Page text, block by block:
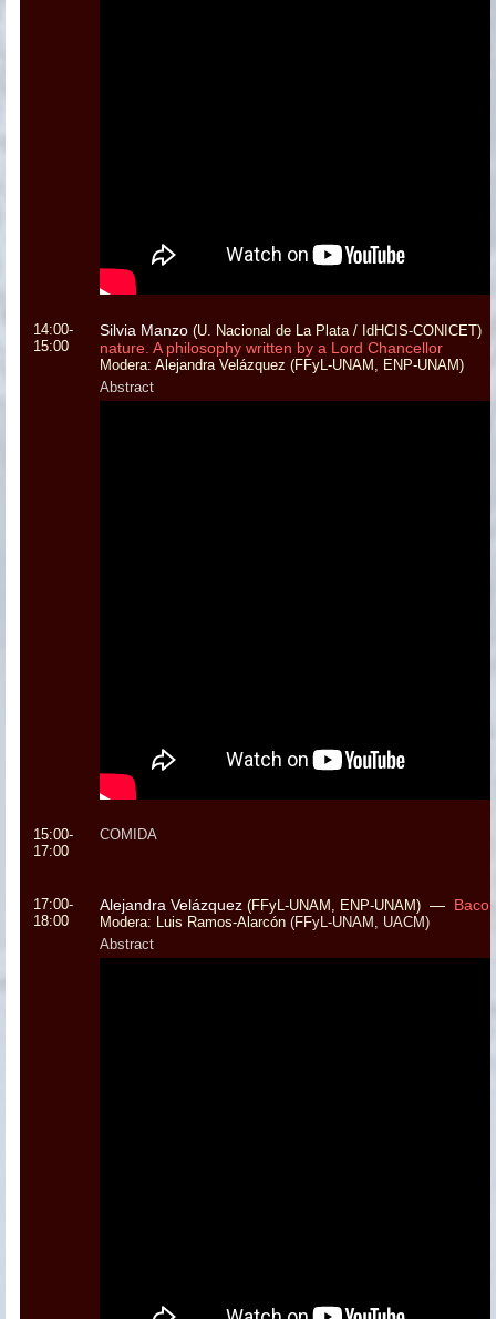
14:00-
15:00
Silvia Manzo (U. Nacional de La Plata / IdHCIS-CONICET)
nature. A philosophy written by a Lord Chancellor
Modera: Alejandra Velázquez (FFyL-UNAM, ENP-UNAM)
Abstract
15:00-
17:00
COMIDA
17:00-
18:00
Alejandra Velázquez (FFyL-UNAM, ENP-UNAM) —
Modera: Luis Ramos-Alarcón (FFyL-UNAM, UACM)
Abstract